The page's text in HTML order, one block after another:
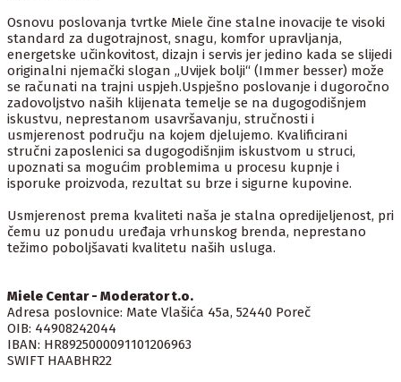
Osnovu poslovanja tvrtke Miele čine stalne inovacije te visoki
standard za dugotrajnost, snagu, komfor upravljanja,
energetske učinkovitost, dizajn i servis jer jedino kada se slijedi
originalni njemački slogan „Uvijek bolji“ (Immer besser) može
se računati na trajni uspjeh.Uspješno poslovanje i dugoročno
zadovoljstvo naših klijenata temelje se na dugogodišnjem
iskustvu, neprestanom usavršavanju, stručnosti i
usmjerenost području na kojem djelujemo. Kvalificirani
stručni zaposlenici sa dugogodišnjim iskustvom u struci,
upoznati sa mogućim problemima u procesu kupnje i
isporuke proizvoda, rezultat su brze i sigurne kupovine.
Usmjerenost prema kvaliteti naša je stalna opredijeljenost, pri
čemu uz ponudu uređaja vrhunskog brenda, neprestano
težimo poboljšavati kvalitetu naših usluga.
Miele Centar - Moderator t.o.
Adresa poslovnice: Mate Vlašića 45a, 52440 Poreč
OIB: 44908242044
IBAN: HR8925000091101206963
SWIFT HAABHR22